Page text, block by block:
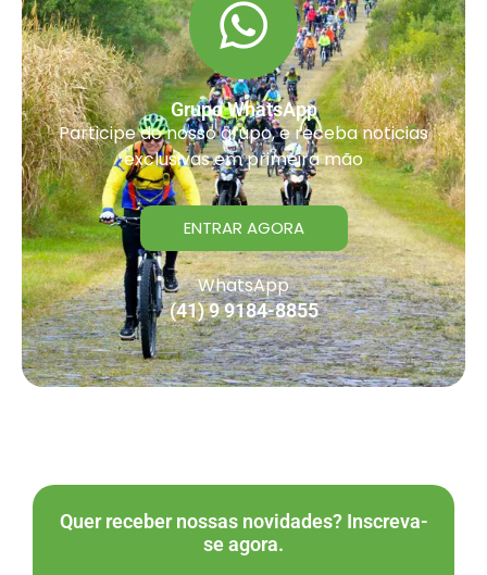
Grupo WhatsApp
Participe do nosso grupo, e receba noticias
exclusivas em primeira mão
ENTRAR AGORA
WhatsApp
(41) 9 9184-8855
Quer receber nossas novidades? Inscreva-
se agora.